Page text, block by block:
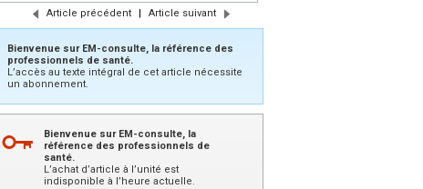
Article précédent | Article suivant
Bienvenue sur EM-consulte, la référence des
professionnels de santé.
L’accès au texte intégral de cet article nécessite
un abonnement.
Bienvenue sur EM-consulte, la
référence des professionnels de
santé.
L’achat d’article à l’unité est
indisponible à l’heure actuelle.